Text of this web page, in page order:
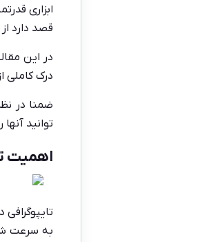
ابزاری
قصد دارد
در این
درک کاملی
ضمنا در
توانید
اهمیت
به سرعت